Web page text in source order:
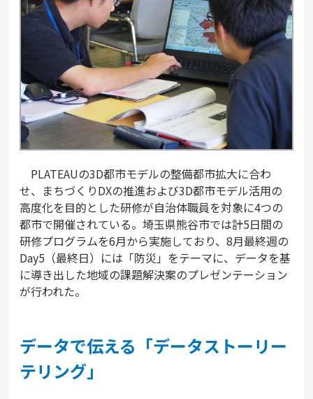
PLATEAUの3D都市モデルの整備都市拡大に合わ
せ、まちづくりDXの推進および3D都市モデル活用の
高度化を目的とした研修が自治体職員を対象に4つの
都市で開催されている。埼玉県熊谷市では計5日間の
研修プログラムを6月から実施しており、8月最終週の
Day5（最終日）には「防災」をテーマに、データを基
に導き出した地域の課題解決案のプレゼンテーション
が行われた。
データで伝える「データストーリー
テリング」